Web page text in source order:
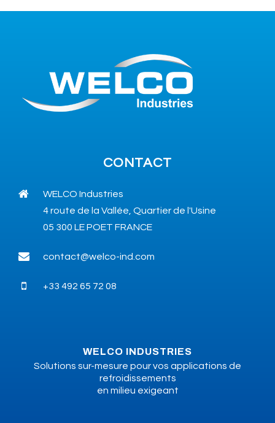
CONTACT
WELCO Industries
4 route de la Vallée, Quartier de l'Usine
05 300 LE POET FRANCE
contact@welco-ind.com
+33 492 65 72 08
WELCO INDUSTRIES
Solutions sur-mesure pour vos applications de
refroidissements
en milieu exigeant